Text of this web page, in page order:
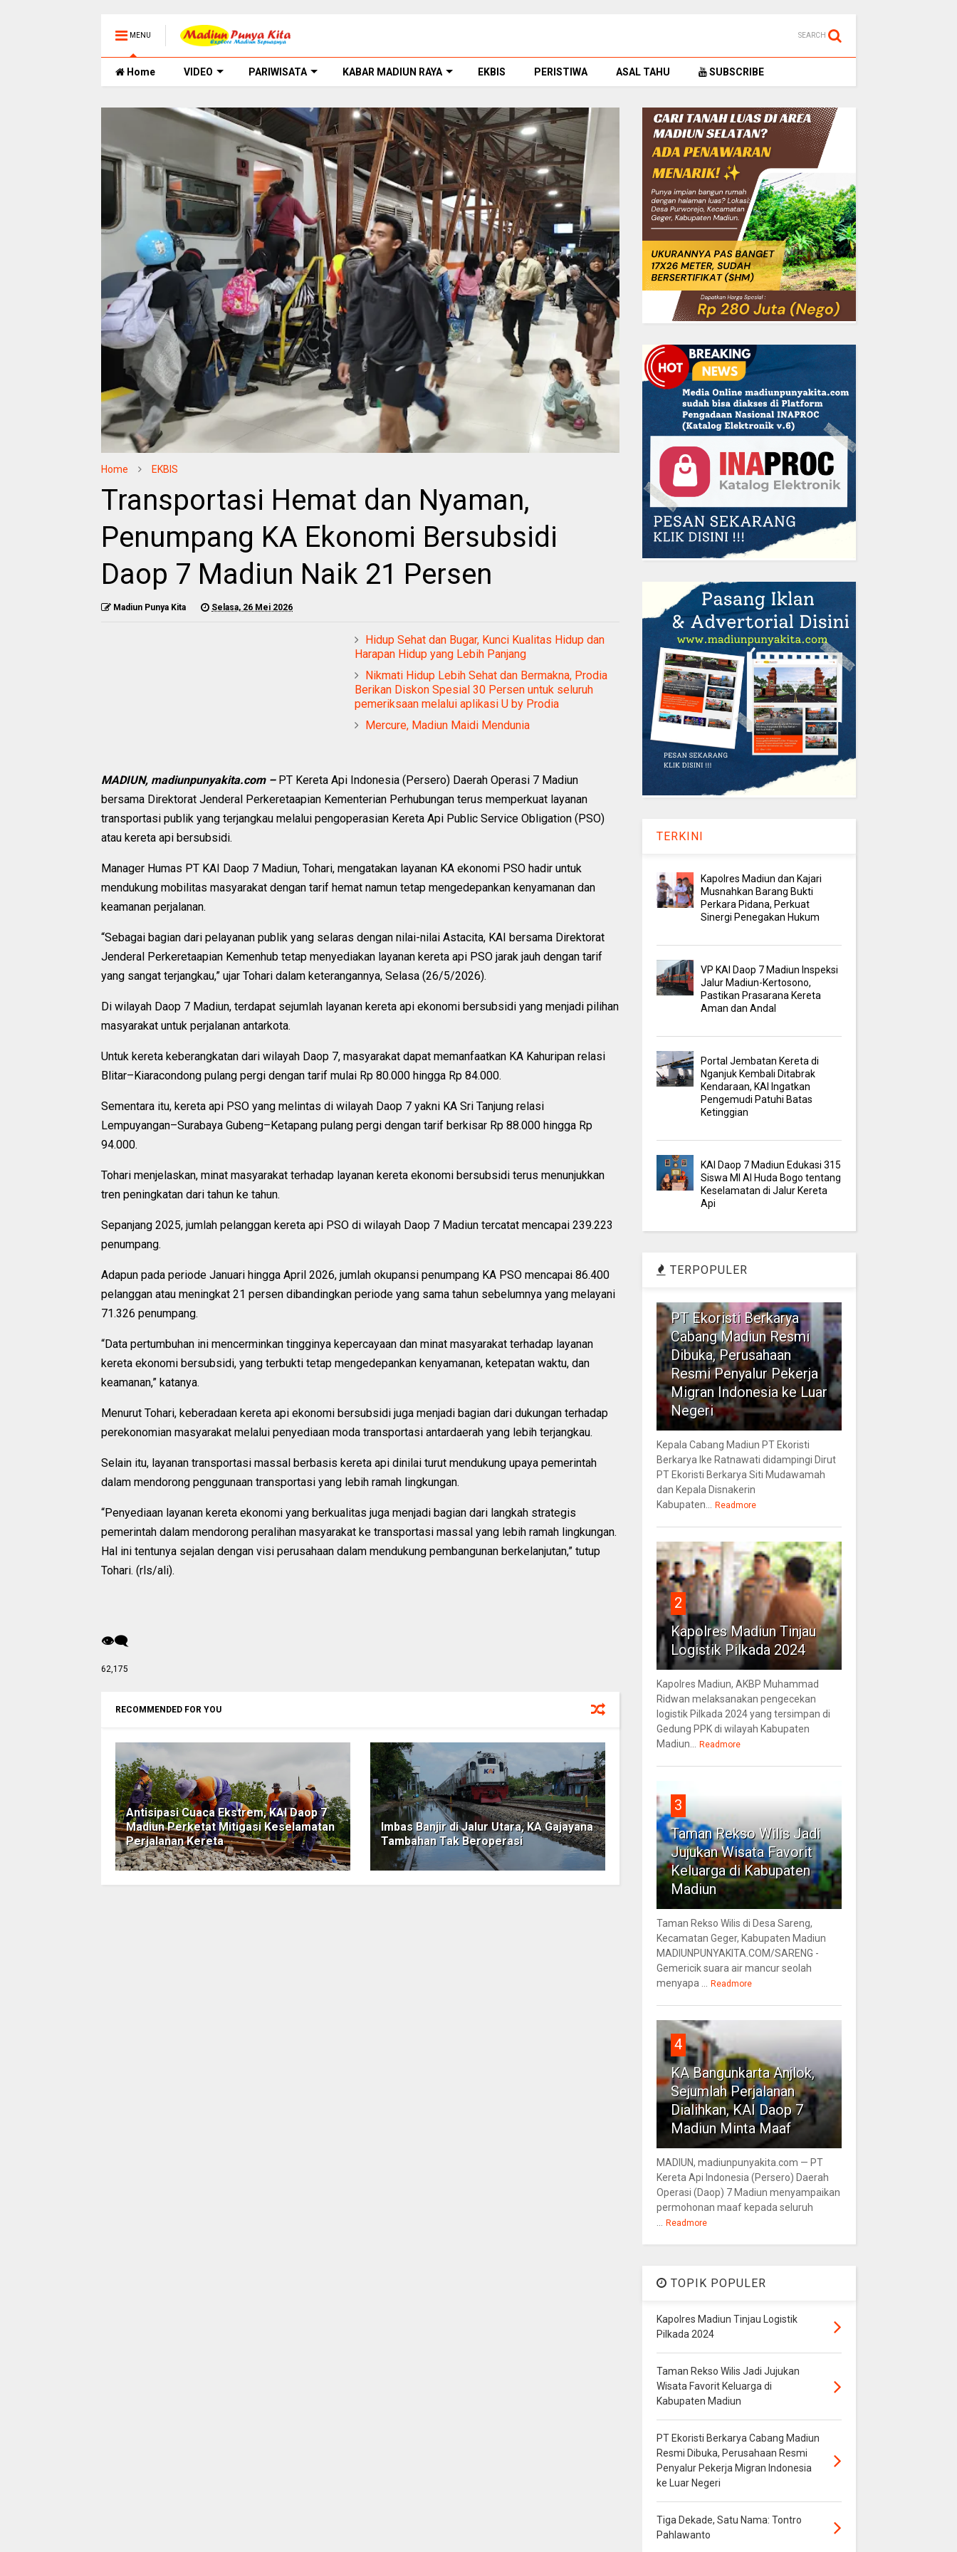
MENU SEARCH
Home VIDEO PARIWISATA KABAR MADIUN RAYA EKBIS PERISTIWA ASAL TAHU SUBSCRIBE
Home EKBIS
Transportasi Hemat dan Nyaman,
Penumpang KA Ekonomi Bersubsidi
Daop 7 Madiun Naik 21 Persen
Madiun Punya Kita Selasa, 26 Mei 2026
Hidup Sehat dan Bugar, Kunci Kualitas Hidup dan
Harapan Hidup yang Lebih Panjang
Nikmati Hidup Lebih Sehat dan Bermakna, Prodia
Berikan Diskon Spesial 30 Persen untuk seluruh
pemeriksaan melalui aplikasi U by Prodia
Mercure, Madiun Maidi Mendunia
MADIUN, madiunpunyakita.com – PT Kereta Api Indonesia (Persero) Daerah Operasi 7 Madiun
bersama Direktorat Jenderal Perkeretaapian Kementerian Perhubungan terus memperkuat layanan
transportasi publik yang terjangkau melalui pengoperasian Kereta Api Public Service Obligation (PSO)
atau kereta api bersubsidi.
Manager Humas PT KAI Daop 7 Madiun, Tohari, mengatakan layanan KA ekonomi PSO hadir untuk
mendukung mobilitas masyarakat dengan tarif hemat namun tetap mengedepankan kenyamanan dan
keamanan perjalanan.
“Sebagai bagian dari pelayanan publik yang selaras dengan nilai-nilai Astacita, KAI bersama Direktorat
Jenderal Perkeretaapian Kemenhub tetap menyediakan layanan kereta api PSO jarak jauh dengan tarif
yang sangat terjangkau,” ujar Tohari dalam keterangannya, Selasa (26/5/2026).
Di wilayah Daop 7 Madiun, terdapat sejumlah layanan kereta api ekonomi bersubsidi yang menjadi pilihan
masyarakat untuk perjalanan antarkota.
Untuk kereta keberangkatan dari wilayah Daop 7, masyarakat dapat memanfaatkan KA Kahuripan relasi
Blitar–Kiaracondong pulang pergi dengan tarif mulai Rp 80.000 hingga Rp 84.000.
Sementara itu, kereta api PSO yang melintas di wilayah Daop 7 yakni KA Sri Tanjung relasi
Lempuyangan–Surabaya Gubeng–Ketapang pulang pergi dengan tarif berkisar Rp 88.000 hingga Rp
94.000.
Tohari menjelaskan, minat masyarakat terhadap layanan kereta ekonomi bersubsidi terus menunjukkan
tren peningkatan dari tahun ke tahun.
Sepanjang 2025, jumlah pelanggan kereta api PSO di wilayah Daop 7 Madiun tercatat mencapai 239.223
penumpang.
Adapun pada periode Januari hingga April 2026, jumlah okupansi penumpang KA PSO mencapai 86.400
pelanggan atau meningkat 21 persen dibandingkan periode yang sama tahun sebelumnya yang melayani
71.326 penumpang.
“Data pertumbuhan ini mencerminkan tingginya kepercayaan dan minat masyarakat terhadap layanan
kereta ekonomi bersubsidi, yang terbukti tetap mengedepankan kenyamanan, ketepatan waktu, dan
keamanan,” katanya.
Menurut Tohari, keberadaan kereta api ekonomi bersubsidi juga menjadi bagian dari dukungan terhadap
perekonomian masyarakat melalui penyediaan moda transportasi antardaerah yang lebih terjangkau.
Selain itu, layanan transportasi massal berbasis kereta api dinilai turut mendukung upaya pemerintah
dalam mendorong penggunaan transportasi yang lebih ramah lingkungan.
“Penyediaan layanan kereta ekonomi yang berkualitas juga menjadi bagian dari langkah strategis
pemerintah dalam mendorong peralihan masyarakat ke transportasi massal yang lebih ramah lingkungan.
Hal ini tentunya sejalan dengan visi perusahaan dalam mendukung pembangunan berkelanjutan,” tutup
Tohari. (rls/ali).
👁️‍🗨️
62,175
RECOMMENDED FOR YOU
Antisipasi Cuaca Ekstrem, KAI Daop 7
Madiun Perketat Mitigasi Keselamatan
Perjalanan Kereta
Imbas Banjir di Jalur Utara, KA Gajayana
Tambahan Tak Beroperasi
TERKINI
Kapolres Madiun dan Kajari
Musnahkan Barang Bukti
Perkara Pidana, Perkuat
Sinergi Penegakan Hukum
VP KAI Daop 7 Madiun Inspeksi
Jalur Madiun-Kertosono,
Pastikan Prasarana Kereta
Aman dan Andal
Portal Jembatan Kereta di
Nganjuk Kembali Ditabrak
Kendaraan, KAI Ingatkan
Pengemudi Patuhi Batas
Ketinggian
KAI Daop 7 Madiun Edukasi 315
Siswa MI Al Huda Bogo tentang
Keselamatan di Jalur Kereta
Api
TERPOPULER
PT Ekoristi Berkarya
Cabang Madiun Resmi
Dibuka, Perusahaan
Resmi Penyalur Pekerja
Migran Indonesia ke Luar
Negeri
Kepala Cabang Madiun PT Ekoristi
Berkarya Ike Ratnawati didampingi Dirut
PT Ekoristi Berkarya Siti Mudawamah
dan Kepala Disnakerin
Kabupaten...
Readmore
2
Kapolres Madiun Tinjau
Logistik Pilkada 2024
Kapolres Madiun, AKBP Muhammad
Ridwan melaksanakan pengecekan
logistik Pilkada 2024 yang tersimpan di
Gedung PPK di wilayah Kabupaten
Madiun...
Readmore
3
Taman Rekso Wilis Jadi
Jujukan Wisata Favorit
Keluarga di Kabupaten
Madiun
Taman Rekso Wilis di Desa Sareng,
Kecamatan Geger, Kabupaten Madiun
MADIUNPUNYAKITA.COM/SARENG -
Gemericik suara air mancur seolah
menyapa ...
Readmore
4
KA Bangunkarta Anjlok,
Sejumlah Perjalanan
Dialihkan, KAI Daop 7
Madiun Minta Maaf
MADIUN, madiunpunyakita.com — PT
Kereta Api Indonesia (Persero) Daerah
Operasi (Daop) 7 Madiun menyampaikan
permohonan maaf kepada seluruh
Readmore
TOPIK POPULER
Kapolres Madiun Tinjau Logistik
Pilkada 2024
Taman Rekso Wilis Jadi Jujukan
Wisata Favorit Keluarga di
Kabupaten Madiun
PT Ekoristi Berkarya Cabang Madiun
Resmi Dibuka, Perusahaan Resmi
Penyalur Pekerja Migran Indonesia
ke Luar Negeri
Tiga Dekade, Satu Nama: Tontro
Pahlawanto